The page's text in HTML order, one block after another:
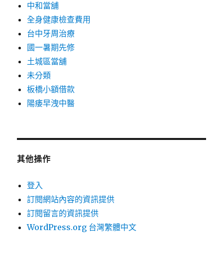
中和當舖
全身健康檢查費用
台中牙周治療
國一暑期先修
土城區當舖
未分類
板橋小額借款
陽痿早洩中醫
其他操作
登入
訂閱網站內容的資訊提供
訂閱留言的資訊提供
WordPress.org 台灣繁體中文